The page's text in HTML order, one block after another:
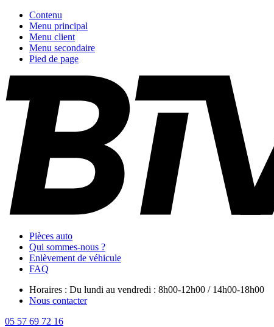
Contenu
Menu principal
Menu client
Menu secondaire
Pied de page
Pièces auto
Qui sommes-nous ?
Enlèvement de véhicule
FAQ
Horaires : Du lundi au vendredi : 8h00-12h00 / 14h00-18h00
Nous contacter
05 57 69 72 16